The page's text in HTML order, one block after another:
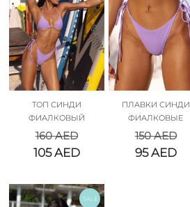
ТОП СИНДИ
ФИАЛКОВЫЙ
160AED
105AED
ПЛАВКИ СИНДИ
ФИАЛКОВЫЕ
150AED
95AED
SALE